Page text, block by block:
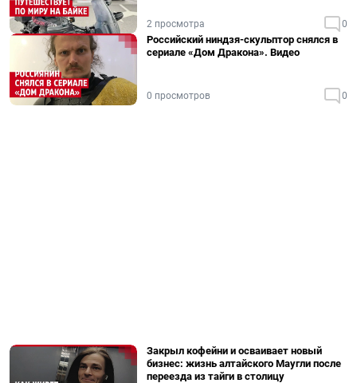
2 просмотра 0
Российский ниндзя-скульптор снялся в
сериале «Дом Дракона». Видео
0 просмотров 0
Закрыл кофейни и осваивает новый
бизнес: жизнь алтайского Маугли после
переезда из тайги в столицу